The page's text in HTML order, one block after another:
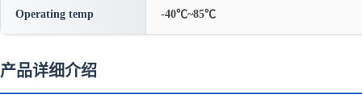
Operating temp -40℃~85℃
产品详细介绍